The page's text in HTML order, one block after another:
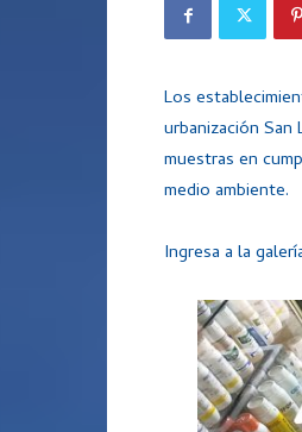
Los
urbanización
muestras en
medio ambiente.
Ingresa a la